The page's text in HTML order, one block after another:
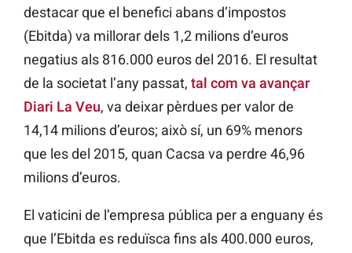
destacar que el benefici abans d’impostos
(Ebitda) va millorar dels 1,2 milions d’euros
negatius als 816.000 euros del 2016. El resultat
de la societat l’any passat, tal com va avançar
Diari La Veu, va deixar pèrdues per valor de
14,14 milions d’euros; això sí, un 69% menors
que les del 2015, quan Cacsa va perdre 46,96
milions d’euros.
El vaticini de l’empresa pública per a enguany és
que l’Ebitda es reduïsca fins als 400.000 euros,